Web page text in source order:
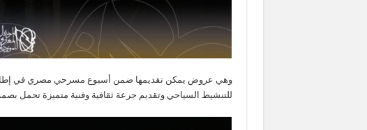
وهي عروض يمكن تقديمها ضمن أسبوع مسرحي مصري في إطار
للتنشيط السياحي وتقديم جرعة ثقافية وفنية متميزة تحمل